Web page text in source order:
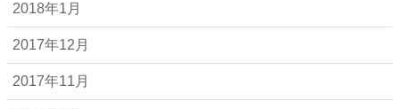
2018年1月
2017年12月
2017年11月